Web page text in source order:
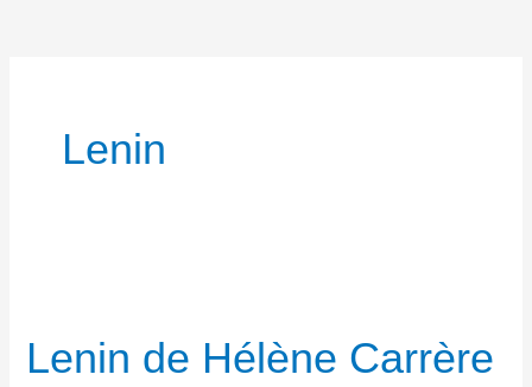
Lenin
Lenin de Hélène Carrère